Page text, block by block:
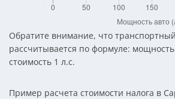
Обратите внимание, что
рассчитывается по формуле:
стоимость 1 л.с.
Пример расчета стоимости налога в